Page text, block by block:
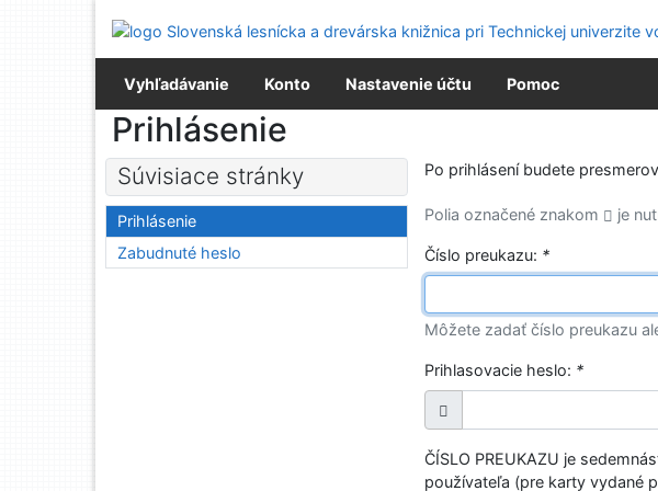
Prejsť na menu
Prehlásenie o webovej prístupnosti
Vyhľadávanie Konto Nastavenie účtu Pomoc
Prihlásenie
Po prihlásení budete
Polia označené znakom je
Číslo preukazu: *
Môžete zadať číslo preukazu
Prihlasovacie heslo: *
ČÍSLO PREUKAZU je
používateľa (pre karty vydané
Súvisiace stránky
Prihlásenie
Zabudnuté heslo